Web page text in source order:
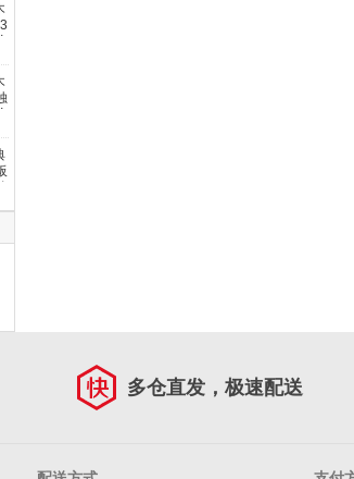
多仓直发，极速配送